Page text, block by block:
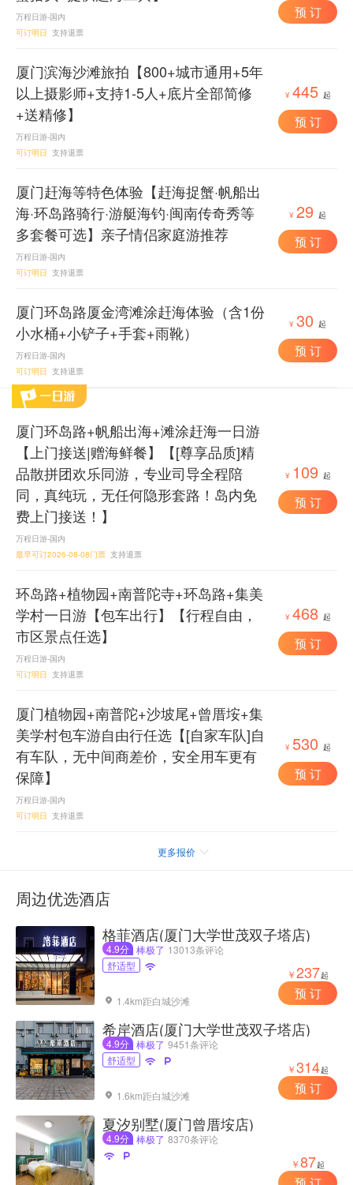
万程日游-国内
可订明日 支持退票
预 订
厦门滨海沙滩旅拍【800+城市通用+5年
以上摄影师+支持1-5人+底片全部简修
+送精修】
万程日游-国内
可订明日 支持退票
¥ 445 起
预 订
厦门赶海等特色体验【赶海捉蟹·帆船出
海·环岛路骑行·游艇海钓·闽南传奇秀等
多套餐可选】亲子情侣家庭游推荐
万程日游-国内
可订明日 支持退票
¥ 29 起
预 订
厦门环岛路厦金湾滩涂赶海体验（含1份
小水桶+小铲子+手套+雨靴）
万程日游-国内
可订明日 支持退票
¥ 30 起
预 订
厦门环岛路+帆船出海+滩涂赶海一日游
【上门接送|赠海鲜餐】【[尊享品质]精
品散拼团欢乐同游，专业司导全程陪
同，真纯玩，无任何隐形套路！岛内免
费上门接送！】
万程日游-国内
最早可订2026-08-08门票 支持退票
¥ 109 起
预 订
环岛路+植物园+南普陀寺+环岛路+集美
学村一日游【包车出行】【行程自由，
市区景点任选】
万程日游-国内
可订明日 支持退票
¥ 468 起
预 订
厦门植物园+南普陀+沙坡尾+曾厝垵+集
美学村包车游自由行任选【[自家车队]自
有车队，无中间商差价，安全用车更有
保障】
万程日游-国内
可订明日 支持退票
¥ 530 起
预 订
更多报价 
周边优选酒店
格菲酒店(厦门大学世茂双子塔店)
4.9分 棒极了 13013条评论
舒适型

 1.4km距白城沙滩
￥237起
预 订
希岸酒店(厦门大学世茂双子塔店)
4.9分 棒极了 9451条评论
舒适型
 
 1.6km距白城沙滩
￥314起
预 订
夏汐别墅(厦门曾厝垵店)
4.9分 棒极了 8370条评论


￥87起